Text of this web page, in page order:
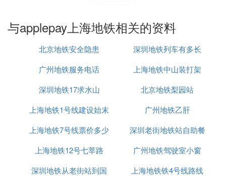
Applepay，乘坐地铁，你可以在你的卡包里面添加地
铁卡上地铁的时候刷一下就好
⑤ apple pay地铁卡可以乘公交车吗
可以，和刷公交卡的效果一样。
Phone 或 AppleWatch，叮一声，就能通行了。
使用Apple Pay刷卡时，不需要手机接入互联网，也
不需要点击进入APP，甚至无须唤醒显示屏，只要将i
Phone靠近有银联闪付标志的读卡器，并将手指放在
HOME键上验证指纹，即可进行支付。
与applepay上海地铁相关的资料
北京地铁安全隐患
深圳地铁列车有多长
广州地铁服务电话
上海地铁中山装打架
深圳地铁17求水山
北京地铁梨园站
上海地铁1号线建设始末
广州地铁乙肝
上海地铁7号线票价多少
深圳老街地铁站自助餐
上海地铁12号七莘路
广州地铁驾驶室小窗
深圳地铁从老街站到国
上海地铁铁4号线路线